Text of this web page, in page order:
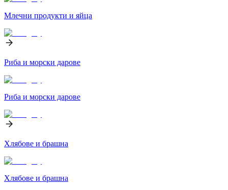
Млечни продукти и яйца
Риба и морски дарове
Риба и морски дарове
Хлябове и брашна
Хлябове и брашна